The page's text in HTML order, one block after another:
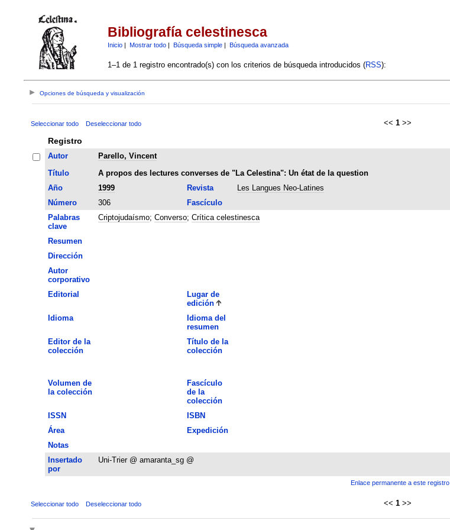
Bibliografía celestinesca
Inicio| Mostrar todo| Búsqueda simple| Búsqueda avanzada
1–1 de 1 registro encontrado(s) con los criterios de búsqueda introducidos (RSS):
Opciones de búsqueda y visualización
Seleccionar todo Deseleccionar todo << 1 >>
Registro
Autor
Parello, Vincent
Título
A propos des lectures converses de "La Celestina": Un état de la question
Año
1999 Revista Les Langues Neo-Latines
Número
306 Fascículo
Palabras
clave
Criptojudaísmo; Converso; Crítica celestinesca
Resumen
Dirección
Autor
corporativo
Editorial
Lugar de
edición
Idioma
Idioma del
resumen
Editor de la
colección
Título de la
colección
Volumen de
la colección
Fascículo
de la
colección
ISSN ISBN
Área
Expedición
Notas
Insertado
por
Uni-Trier @ amaranta_sg @
Enlace permanente a este registro
Seleccionar todo Deseleccionar todo << 1 >>